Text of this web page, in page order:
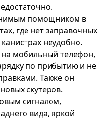
помощником в
где нет заправочных
неудобно.
на мобильный телефон,
по прибытию и не
Также он
скутеров.
сигналом,
вида, яркой